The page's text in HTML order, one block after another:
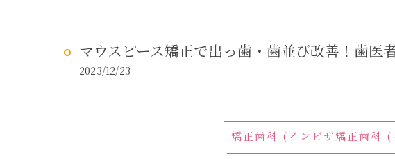
マウスピース矯正で出っ歯・歯並び改善！歯医
2023/12/23
矯正歯科 (インビザ矯正歯科 (